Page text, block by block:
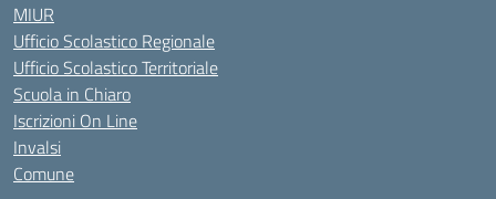
MIUR
Ufficio Scolastico Regionale
Ufficio Scolastico Territoriale
Scuola in Chiaro
Iscrizioni On Line
Invalsi
Comune